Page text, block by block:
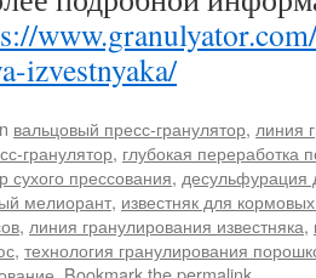
izvestnyaka/
вальцовый пресс-гранулятор, линия
гранулятор, глубокая переработка
сухого прессования, десульфурация
мелиорант, известняк для
, линия гранулирования известняка,
, технология гранулирования